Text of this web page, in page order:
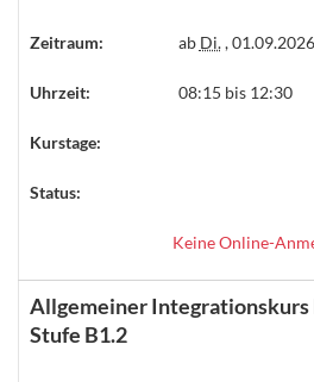
Zeitraum: ab Di., 01.09.2026
Uhrzeit: 08:15 bis 12:30
Kurstage:
Status:
Keine Online-
Allgemeiner Integrationskurs
Stufe B1.2